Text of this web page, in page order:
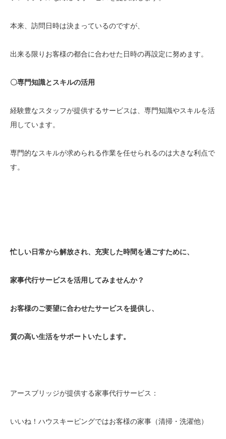
本来、訪問日時は決まっているのですが、
出来る限りお客様の都合に合わせた日時の再設定に努めます。
〇専門知識とスキルの活用
経験豊なスタッフが提供するサービスは、専門知識やスキルを活
用しています。
専門的なスキルが求められる作業を任せられるのは大きな利点で
す。
忙しい日常から解放され、充実した時間を過ごすために、
家事代行サービスを活用してみませんか？
お客様のご要望に合わせたサービスを提供し、
質の高い生活をサポートいたします。
アースブリッジが提供する家事代行サービス：
いいね！ハウスキーピングではお客様の家事（清掃・洗濯他）